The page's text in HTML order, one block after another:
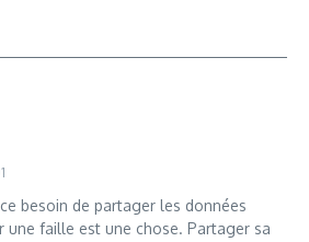
besoin de partager les données
une faille est une chose. Partager sa